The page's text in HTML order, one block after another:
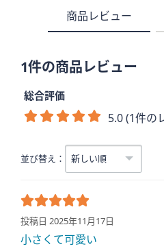
商品レビュー
1件の商品レビュー
総合評価
5.0 (1件の
並び替え：
投稿日 2025年11月17日
小さくて可愛い